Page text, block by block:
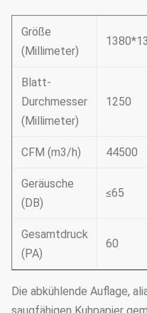
Größe
(Millimeter)
Blatt-
Durchmesser
(Millimeter)
1250
CFM (m3/h) 44500
Geräusche
(DB)
≤65
Gesamtdruck
(PA)
60
Die abkühlende Auflage,